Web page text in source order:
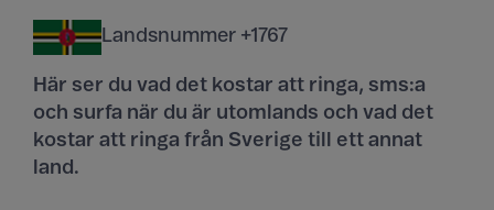
Landsnummer +1767
Här ser du vad det kostar att ringa, sms:a
och surfa när du är utomlands och vad det
kostar att ringa från Sverige till ett annat
land.